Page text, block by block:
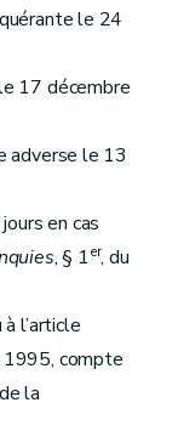
le 24
17 décembre
adverse le 13
en cas
, § 1er, du
l’article
1995, compte
la